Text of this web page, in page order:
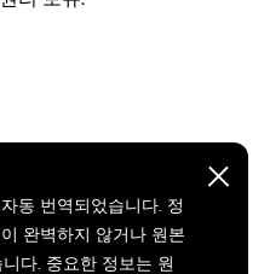
동 번역되었습니다. 정
완벽하지 않거나 원본
다. 중요한 정보는 원